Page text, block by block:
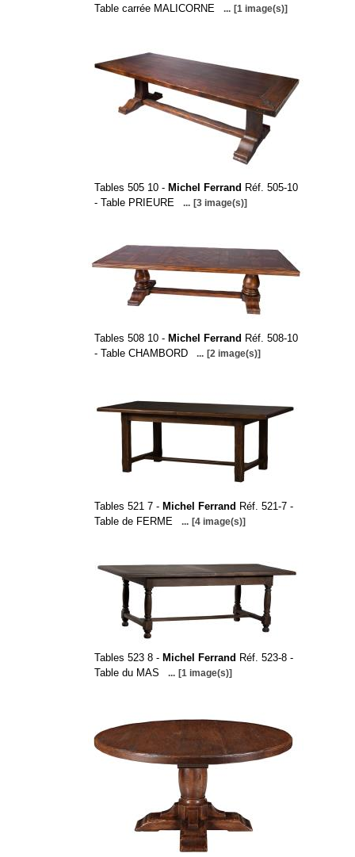
Table carrée MALICORNE
... [1 image(s)]
Tables 505 10 - Michel Ferrand Réf. 505-10
- Table PRIEURE
... [3 image(s)]
Tables 508 10 - Michel Ferrand Réf. 508-10
- Table CHAMBORD
... [2 image(s)]
Tables 521 7 - Michel Ferrand Réf. 521-7 -
Table de FERME
... [4 image(s)]
Tables 523 8 - Michel Ferrand Réf. 523-8 -
Table du MAS
... [1 image(s)]